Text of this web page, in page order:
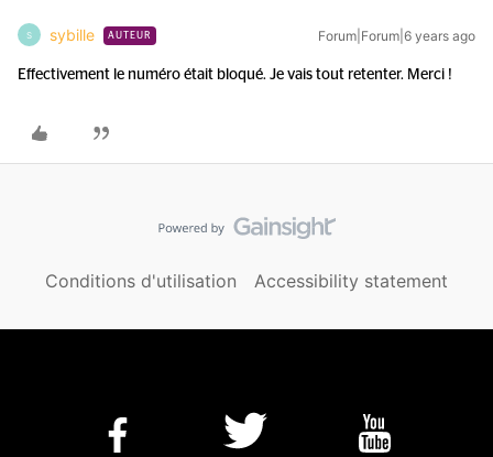
S sybille AUTEUR Forum|Forum|6 years ago
Effectivement le numéro était bloqué. Je vais tout retenter. Merci !
Conditions d'utilisation Accessibility statement